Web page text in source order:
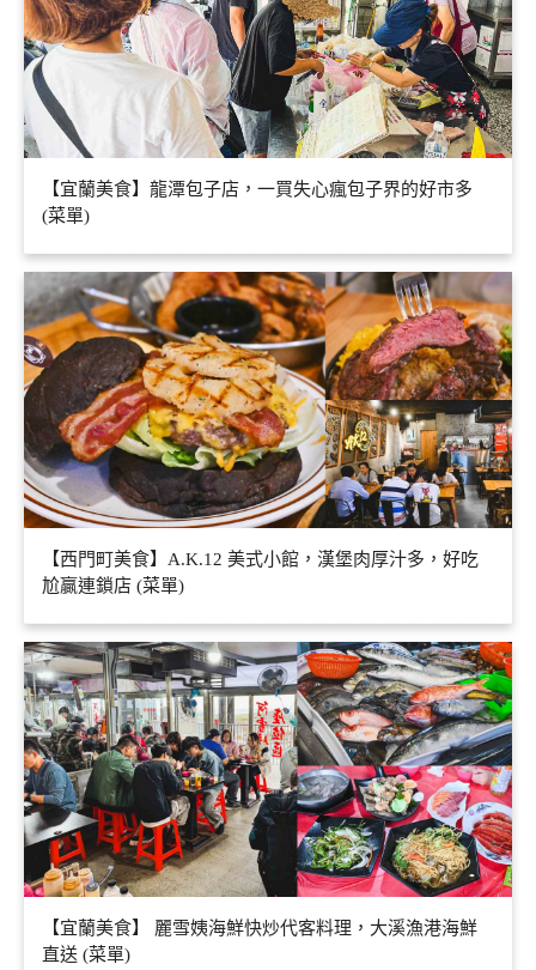
【宜蘭美食】龍潭包子店，一買失心瘋包子界的好市多
(菜單)
【西門町美食】A.K.12 美式小館，漢堡肉厚汁多，好吃
尬贏連鎖店 (菜單)
【宜蘭美食】 麗雪姨海鮮快炒代客料理，大溪漁港海鮮
直送 (菜單)